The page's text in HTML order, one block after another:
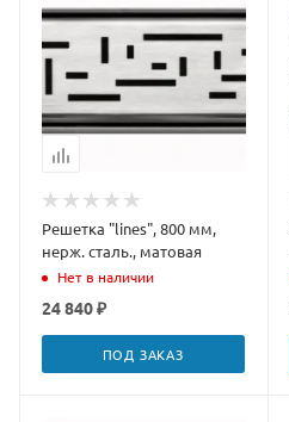
Решетка "lines", 800 мм,
нерж. сталь., матовая
Нет в наличии
24 840 ₽
ПОД ЗАКАЗ